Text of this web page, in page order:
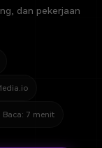
dan pekerjaan
Baca: 7 menit